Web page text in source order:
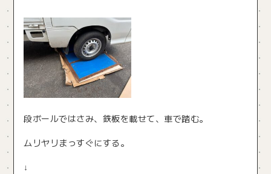
段ボールではさみ、鉄板を載せて、車で踏む。
ムリヤリまっすぐにする。
↓